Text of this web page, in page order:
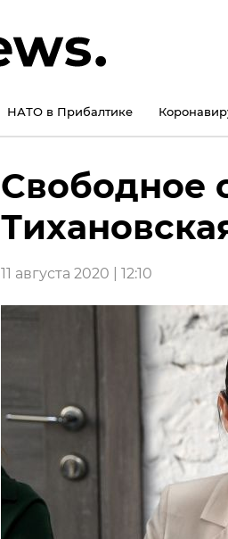
НАТО в Прибалтике
Свободное
11 августа 2020 | 12:10